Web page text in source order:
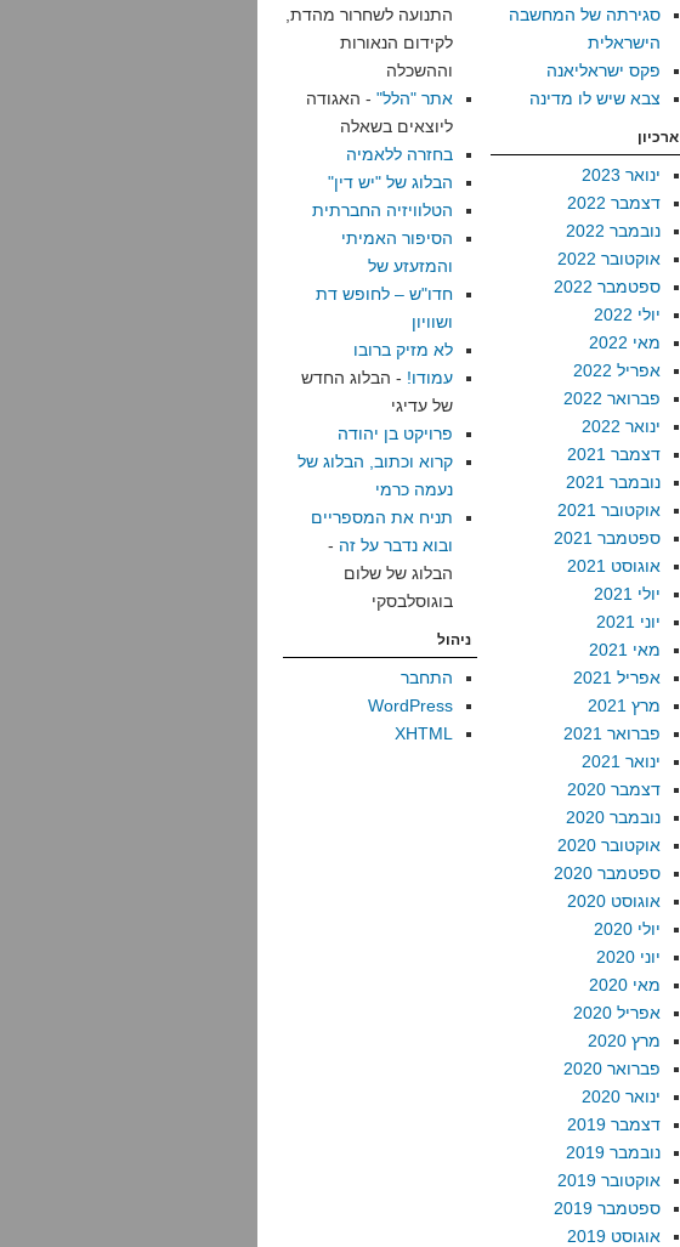
סגירתה של המחשבה
הישראלית
פקס ישראליאנה
צבא שיש לו מדינה
ארכיון
ינואר 2023
דצמבר 2022
נובמבר 2022
אוקטובר 2022
ספטמבר 2022
יולי 2022
מאי 2022
אפריל 2022
פברואר 2022
ינואר 2022
דצמבר 2021
נובמבר 2021
אוקטובר 2021
ספטמבר 2021
אוגוסט 2021
יולי 2021
יוני 2021
מאי 2021
אפריל 2021
מרץ 2021
פברואר 2021
ינואר 2021
דצמבר 2020
נובמבר 2020
אוקטובר 2020
ספטמבר 2020
אוגוסט 2020
יולי 2020
יוני 2020
מאי 2020
אפריל 2020
מרץ 2020
פברואר 2020
ינואר 2020
דצמבר 2019
נובמבר 2019
אוקטובר 2019
ספטמבר 2019
אוגוסט 2019
התנועה לשחרור מהדת,
לקידום הנאורות
וההשכלה
אתר "הלל" - האגודה
ליוצאים בשאלה
בחזרה ללאמיה
הבלוג של "יש דין"
הטלוויזיה החברתית
הסיפור האמיתי
והמזעזע של
חדו"ש – לחופש דת
ושוויון
לא מזיק ברובו
עמודו! - הבלוג החדש
של עדיגי
פרויקט בן יהודה
קרוא וכתוב, הבלוג של
נעמה כרמי
תניח את המספריים
ובוא נדבר על זה -
הבלוג של שלום
בוגוסלבסקי
ניהול
התחבר
WordPress
XHTML